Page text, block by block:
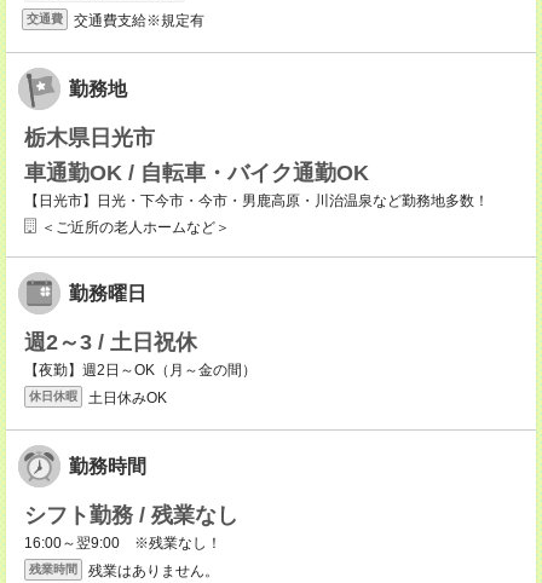
交通費 交通費支給※規定有
勤務地
栃木県日光市
車通勤OK / 自転車・バイク通勤OK
【日光市】日光・下今市・今市・男鹿高原・川治温泉など勤務地多数！
＜ご近所の老人ホームなど＞
勤務曜日
週2～3 / 土日祝休
【夜勤】週2日～OK（月～金の間）
休日休暇 土日休みOK
勤務時間
シフト勤務 / 残業なし
16:00～翌9:00 ※残業なし！
残業時間 残業はありません。